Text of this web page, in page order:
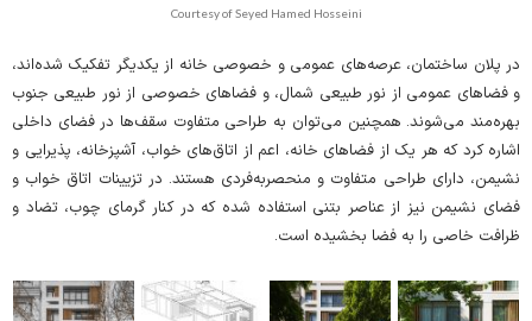
Courtesy of Seyed Hamed Hosseini
در پلان ساختمان، عرصه‌های عمومی و خصوصی خانه از یکدیگر تفکیک شده‌اند،
و فضاهای عمومی از نور طبیعی شمال، و فضاهای خصوصی از نور طبیعی جنوب
بهره‌مند می‌شوند. همچنین می‌توان به طراحی متفاوت سقف‌ها در فضای داخلی
اشاره کرد که هر یک از فضاهای خانه، اعم از اتاق‌های خواب‌، آشپزخانه، پذیرایی و
نشیمن، دارای طراحی متفاوت و منحصربه‌فردی هستند. در تزیینات اتاق خواب و
فضای نشیمن نیز از عناصر بتنی استفاده شده که در کنار گرمای چوب، تضاد و
ظرافت خاصی را به فضا بخشیده است.